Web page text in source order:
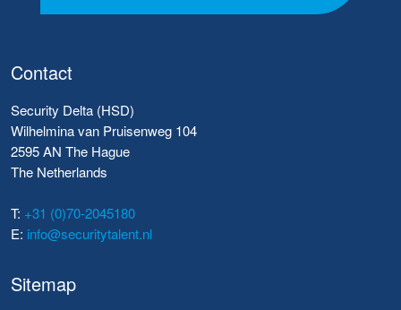
Contact
Security Delta (HSD)
Wilhelmina van Pruisenweg 104
2595 AN The Hague
The Netherlands
T: +31 (0)70-2045180
E: info@securitytalent.nl
Sitemap